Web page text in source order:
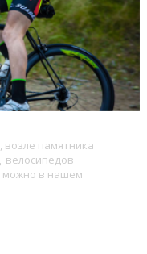
возле памятника
велосипедов
можно в нашем